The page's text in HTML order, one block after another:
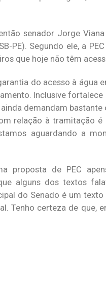
senador Jorge
PE). Segundo ele, a
que hoje não têm
do acesso à
Inclusive
demandam
relação à tramitação é
aguardando a
proposta de PEC
alguns dos textos
do Senado é um
Tenho certeza de que,